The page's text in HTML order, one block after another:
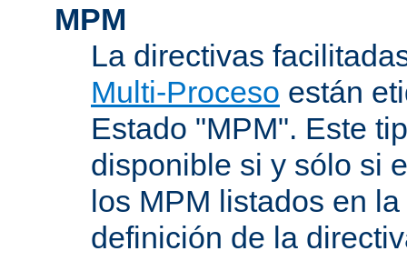
MPM
La directivas
Multi-Proceso están
Estado "MPM". Este
disponible si y sólo si
los MPM listados en
definición de la